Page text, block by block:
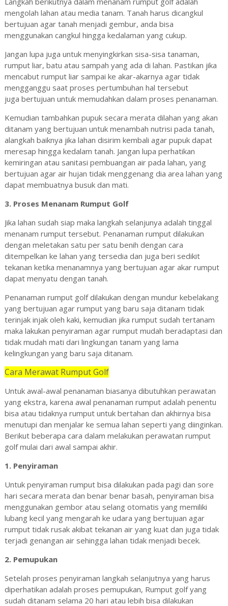
mengolah lahan atau media tanam. Tanah harus dicangkul
bertujuan agar tanah menjadi gembur, anda bisa
menggunakan cangkul hingga kedalaman yang cukup.
Jangan lupa juga untuk menyingkirkan sisa-sisa tanaman,
rumput liar, batu atau sampah yang ada di lahan. Pastikan jika
mencabut rumput liar sampai ke akar-akarnya agar tidak
mengganggu saat proses pertumbuhan hal tersebut
juga bertujuan untuk memudahkan dalam proses penanaman.
Kemudian tambahkan pupuk secara merata dilahan yang akan
ditanam yang bertujuan untuk menambah nutrisi pada tanah,
alangkah baiknya jika lahan disirim kembali agar pupuk dapat
meresap hingga kedalam tanah. Jangan lupa perhatikan
kemiringan atau sanitasi pembuangan air pada lahan, yang
bertujuan agar air hujan tidak menggenang dia area lahan yang
dapat membuatnya busuk dan mati.
3. Proses Menanam Rumput Golf
Jika lahan sudah siap maka langkah selanjunya adalah tinggal
menanam rumput tersebut. Penanaman rumput dilakukan
dengan meletakan satu per satu benih dengan cara
ditempelkan ke lahan yang tersedia dan juga beri sedikit
tekanan ketika menanamnya yang bertujuan agar akar rumput
dapat menyatu dengan tanah.
Penanaman rumput golf dilakukan dengan mundur kebelakang
yang bertujuan agar rumput yang baru saja ditanam tidak
terinjak injak oleh kaki, kemudian jika rumput sudah tertanam
maka lakukan penyiraman agar rumput mudah beradaptasi dan
tidak mudah mati dari lingkungan tanam yang lama
kelingkungan yang baru saja ditanam.
Cara Merawat Rumput Golf
Untuk awal-awal penanaman biasanya dibutuhkan perawatan
yang ekstra, karena awal penanaman rumput adalah penentu
bisa atau tidaknya rumput untuk bertahan dan akhirnya bisa
menutupi dan menjalar ke semua lahan seperti yang diinginkan.
Berikut beberapa cara dalam melakukan perawatan rumput
golf mulai dari awal sampai akhir.
1. Penyiraman
Untuk penyiraman rumput bisa dilakukan pada pagi dan sore
hari secara merata dan benar benar basah, penyiraman bisa
menggunakan gembor atau selang otomatis yang memiliki
lubang kecil yang mengarah ke udara yang bertujuan agar
rumput tidak rusak akibat tekanan air yang kuat dan juga tidak
terjadi genangan air sehingga lahan tidak menjadi becek.
2. Pemupukan
Setelah proses penyiraman langkah selanjutnya yang harus
diperhatikan adalah proses pemupukan, Rumput golf yang
sudah ditanam selama 20 hari atau lebih bisa dilakukan